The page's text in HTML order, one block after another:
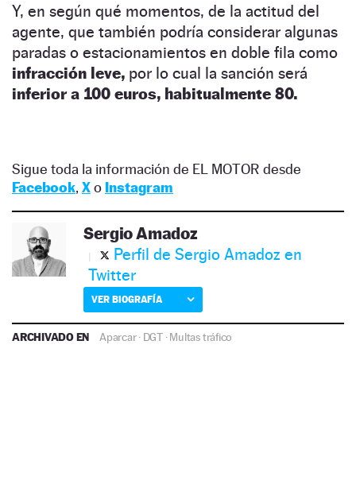
Y, en según qué momentos, de la actitud del
agente, que también podría considerar algunas
paradas o estacionamientos en doble fila como
infracción leve, por lo cual la sanción será
inferior a 100 euros, habitualmente 80.
Sigue toda la información de EL MOTOR desde
Facebook, Xo Instagram
Sergio Amadoz
Perfil de Sergio Amadoz en
Twitter
VER BIOGRAFÍA
ARCHIVADO EN Aparcar· DGT ·Multas tráfico